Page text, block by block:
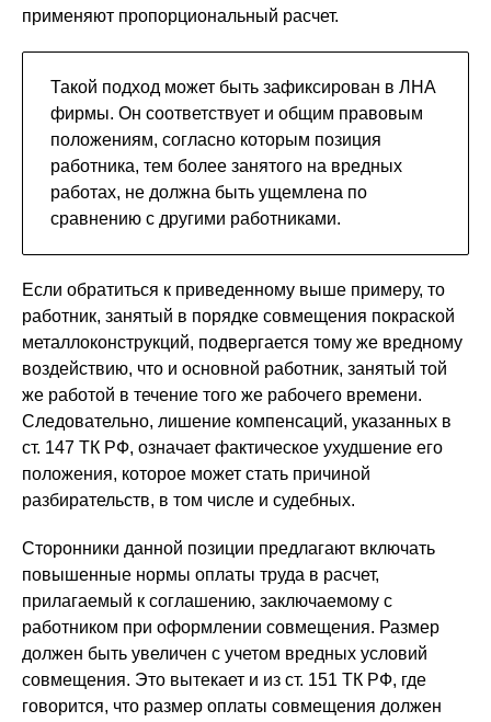
применяют пропорциональный расчет.
Такой подход может быть зафиксирован в ЛНА
фирмы. Он соответствует и общим правовым
положениям, согласно которым позиция
работника, тем более занятого на вредных
работах, не должна быть ущемлена по
сравнению с другими работниками.
Если обратиться к приведенному выше примеру, то
работник, занятый в порядке совмещения покраской
металлоконструкций, подвергается тому же вредному
воздействию, что и основной работник, занятый той
же работой в течение того же рабочего времени.
Следовательно, лишение компенсаций, указанных в
ст. 147 ТК РФ, означает фактическое ухудшение его
положения, которое может стать причиной
разбирательств, в том числе и судебных.
Сторонники данной позиции предлагают включать
повышенные нормы оплаты труда в расчет,
прилагаемый к соглашению, заключаемому с
работником при оформлении совмещения. Размер
должен быть увеличен с учетом вредных условий
совмещения. Это вытекает и из ст. 151 ТК РФ, где
говорится, что размер оплаты совмещения должен